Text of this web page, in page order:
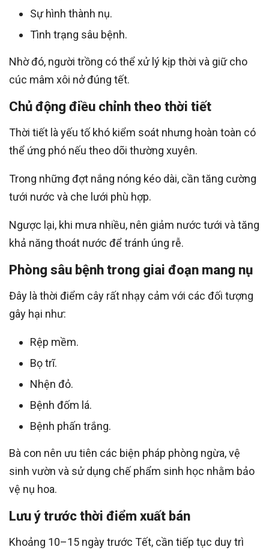
Sự hình thành nụ.
Tình trạng sâu bệnh.
Nhờ đó, người trồng có thể xử lý kịp thời và giữ cho
cúc mâm xôi nở đúng tết.
Chủ động điều chỉnh theo thời tiết
Thời tiết là yếu tố khó kiểm soát nhưng hoàn toàn có
thể ứng phó nếu theo dõi thường xuyên.
Trong những đợt nắng nóng kéo dài, cần tăng cường
tưới nước và che lưới phù hợp.
Ngược lại, khi mưa nhiều, nên giảm nước tưới và tăng
khả năng thoát nước để tránh úng rễ.
Phòng sâu bệnh trong giai đoạn mang nụ
Đây là thời điểm cây rất nhạy cảm với các đối tượng
gây hại như:
Rệp mềm.
Bọ trĩ.
Nhện đỏ.
Bệnh đốm lá.
Bệnh phấn trắng.
Bà con nên ưu tiên các biện pháp phòng ngừa, vệ
sinh vườn và sử dụng chế phẩm sinh học nhằm bảo
vệ nụ hoa.
Lưu ý trước thời điểm xuất bán
Khoảng 10–15 ngày trước Tết, cần tiếp tục duy trì